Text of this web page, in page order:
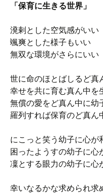
「保育に生きる世界」
溌剌とした空気感がいい
颯爽とした様子もいい
無双な環境がさらにいい
世に命のほとばしるど真
幸せを共に育む真ん中を
無償の愛をど真ん中に幼
羅列すれば保育のど真ん
にこっと笑う幼子に心が
困ったようすの幼子に心
凜とする眼力の幼子に心
幸いなるかな求められ求